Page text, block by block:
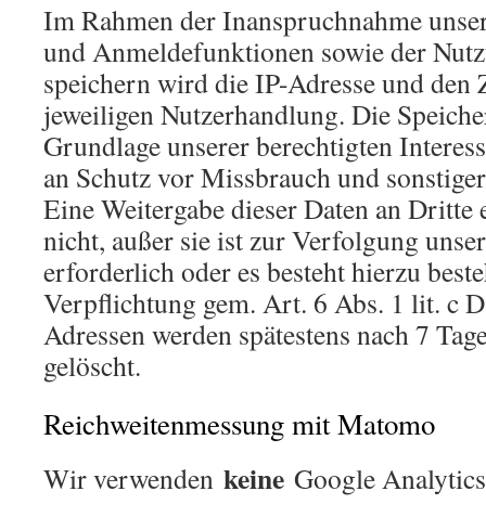
Im Rahmen der Inanspruchnahme
und Anmeldefunktionen sowie der
speichern wird die IP-Adresse und den
jeweiligen Nutzerhandlung. Die
Grundlage unserer berechtigten
an Schutz vor Missbrauch und
Eine Weitergabe dieser Daten an
nicht, außer sie ist zur Verfolgung
erforderlich oder es besteht hierzu
Verpflichtung gem. Art. 6 Abs. 1 lit. c
Adressen werden spätestens nach 7
gelöscht.
Reichweitenmessung mit Matomo
Wir verwenden keine Google